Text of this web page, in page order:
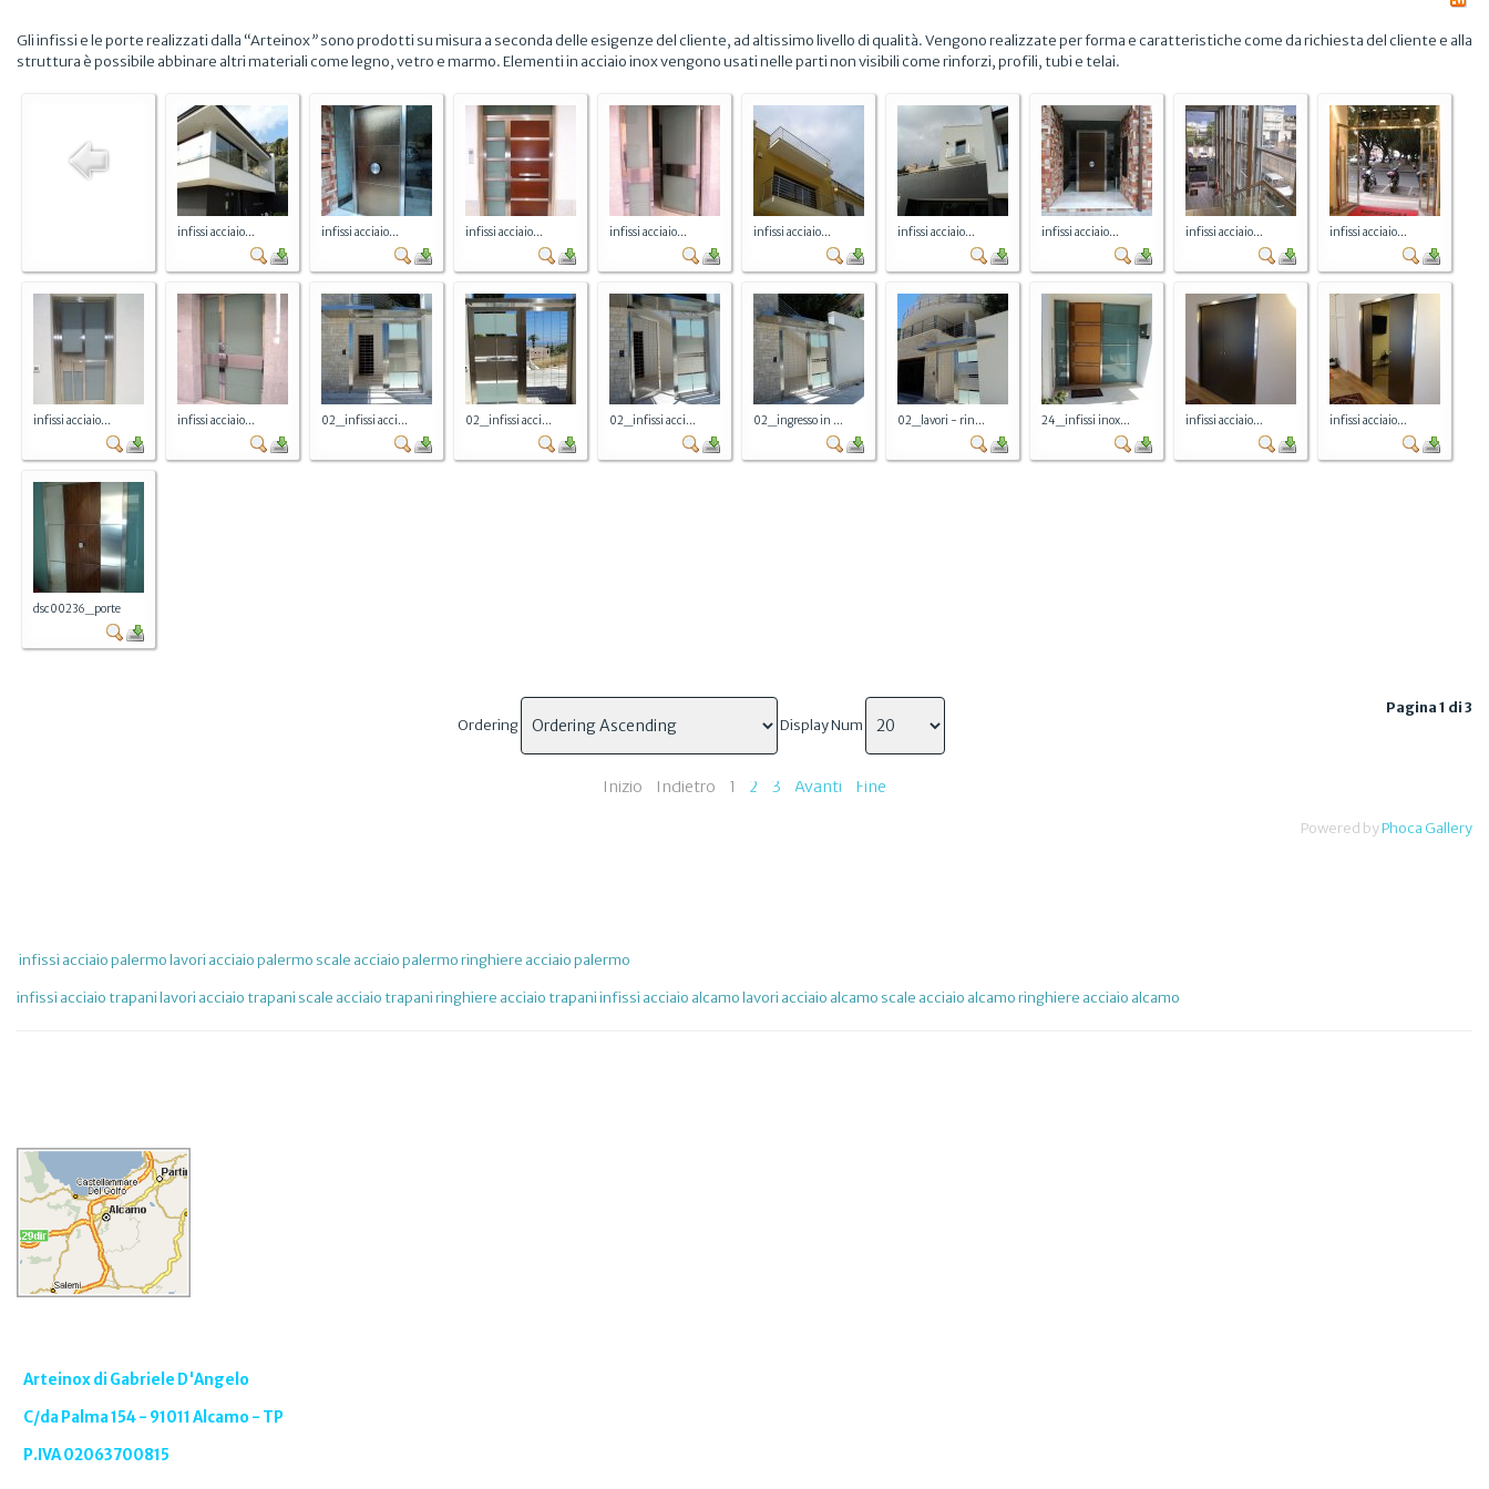
Gli infissi e le porte realizzati dalla “Arteinox”sono prodotti su misura a seconda delle esigenze del cliente, ad altissimo livello di qualità. Vengono realizzate per forma e caratteristiche come da richiesta del cliente e alla
struttura è possibile abbinare altri materiali come legno, vetro e marmo. Elementi in acciaio inox vengono usati nelle parti non visibili come rinforzi, profili, tubi e telai.
infissi acciaio... infissi acciaio... infissi acciaio... infissi acciaio... infissi acciaio... infissi acciaio... infissi acciaio... infissi acciaio... infissi acciaio...
infissi acciaio... infissi acciaio... 02_infissi acci... 02_infissi acci... 02_infissi acci... 02_ingresso in ... 02_lavori - rin... 24_infissi inox... infissi acciaio... infissi acciaio...
dsc00236_porte
Ordering Display Num
Pagina 1 di 3
Inizio Indietro 1 2 3 Avanti Fine
Powered byPhoca Gallery
infissi acciaio palermolavori acciaio palermo scale acciaio palermoringhiere acciaio palermo
infissi acciaio trapanilavori acciaio trapani scale acciaio trapaniringhiere acciaio trapaniinfissi acciaio alcamolavori acciaio alcamo scale acciaio alcamoringhiere acciaio alcamo
Arteinox di Gabriele D'Angelo
C/da Palma 154 - 91011 Alcamo - TP
P.IVA 02063700815